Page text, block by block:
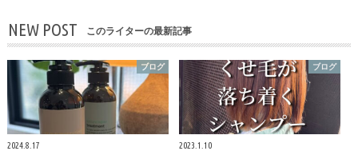
NEW POST このライターの最新記事
ブログ
2024.8.17
ブログ
2023.1.10